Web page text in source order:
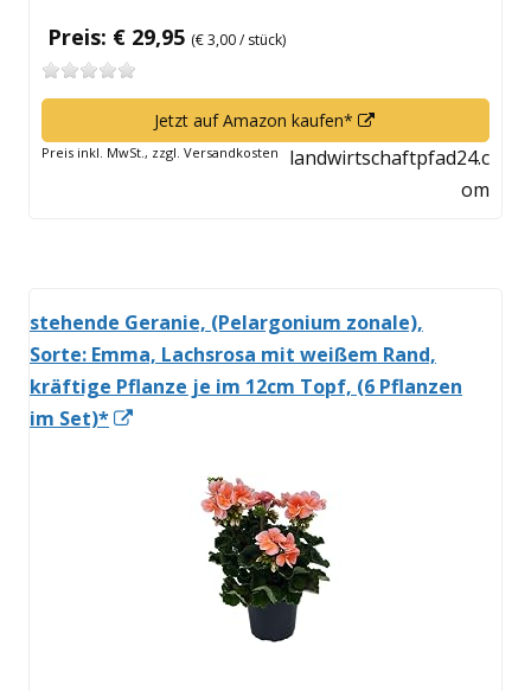
Preis: € 29,95 (€ 3,00 / stück)
Jetzt auf Amazon kaufen*
neuem
Fenster
Preis inkl. MwSt., zzgl. Versandkosten
landwirtschaftpfad24.c
om
stehende Geranie, (Pelargonium zonale),
Sorte: Emma, Lachsrosa mit weißem Rand,
kräftige Pflanze je im 12cm Topf, (6 Pflanzen
im Set)*